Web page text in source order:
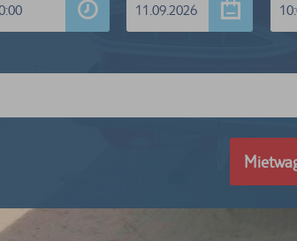
11.09.2026
Wir waren sehr zufrieden
Kundenbetreuung in